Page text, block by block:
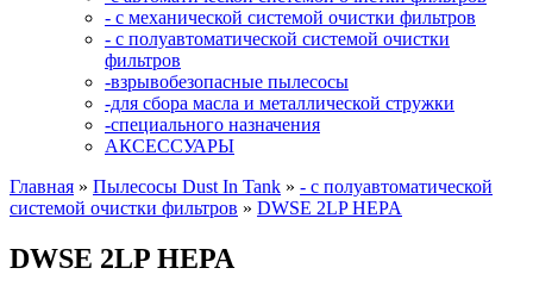
- с механической системой очистки фильтров
- с полуавтоматической системой очистки
фильтров
-взрывобезопасные пылесосы
-для сбора масла и металлической стружки
-специального назначения
АКСЕССУАРЫ
Главная » Пылесосы Dust In Tank » - с полуавтоматической
системой очистки фильтров » DWSE 2LP HEPA
DWSE 2LP HEPA